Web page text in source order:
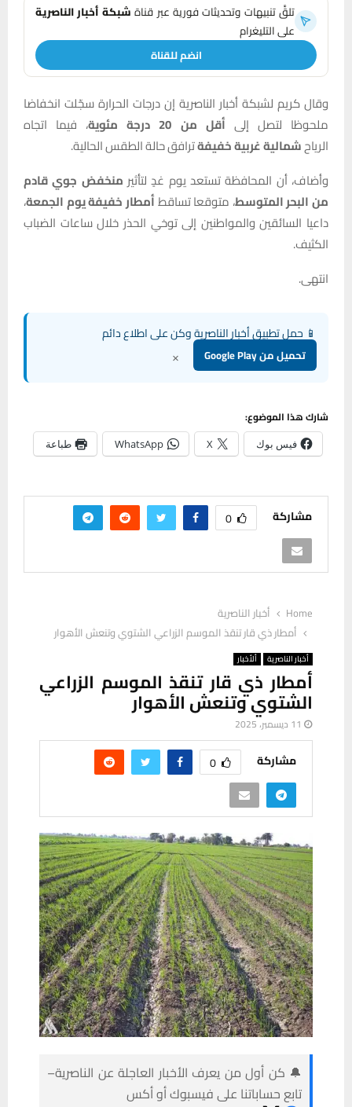
تلقَّ تنبيهات وتحديثات فورية عبر قناةشبكة أخبار الناصرية
على التليغرام
انضم للقناة
وقال كريم لشبكةأخبار الناصرية إن درجات الحرارة سجّلت انخفاضا
ملحوظا لتصل إلى أقل من 20 درجة مئوية
، فيما اتجاه
الرياحشمالية غربية خفيفةترافق حالة الطقس الحالية.
وأضاف، أن المحافظة تستعد يوم غدٍ لتأثير منخفض جوي قادم
من البحر المتوسط، متوقعا تساقطأمطار خفيفة يوم الجمعة،
داعيا السائقين والمواطنين إلى توخي الحذر خلال ساعات الضباب
الكثيف.
انتهى.
📱 حمل تطبيق أخبار الناصرية وكن على اطلاع دائم
تحميل من Google Play ×
شارك هذا الموضوع:
فيس بوك X
WhatsApp طباعة
مشاركة 0
Home
أخبار الناصرية
أمطار ذي قار تنقذ الموسم الزراعي الشتوي وتنعش الأهوار
أخبار الناصرية ألأخبار
أمطار ذي قار تنقذ الموسم الزراعي
الشتوي وتنعش الأهوار
11 ديسمبر، 2025
مشاركة 0
🔔 كن أول من يعرف الأخبار العاجلة عن الناصرية–
تابع حساباتنا على فيسبوك أو أكس